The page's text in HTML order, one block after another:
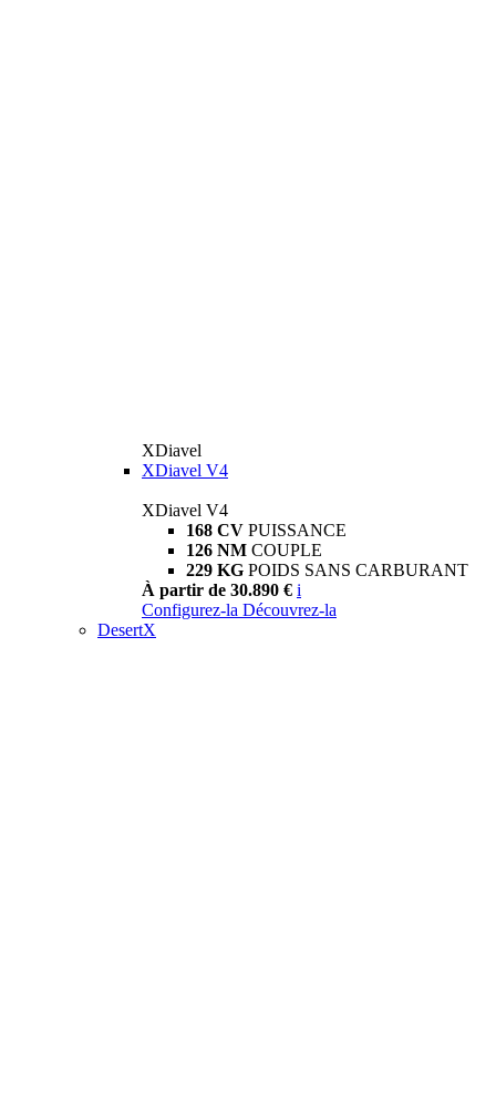
XDiavel
XDiavel V4
XDiavel V4
168 CV PUISSANCE
126 NM COUPLE
229 KG POIDS SANS CARBURANT
À partir de 30.890 € i
Configurez-la Découvrez-la
DesertX